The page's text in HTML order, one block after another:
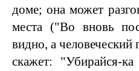
доме; она может
места ("Во вновь
видно, а человеческий
скажет: "Убирайся-